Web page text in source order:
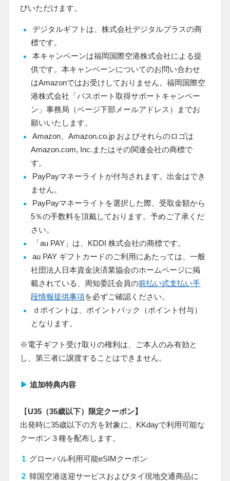
びいただけます。
デジタルギフトは、株式会社デジタルプラスの商
標です。
本キャンペーンは福岡国際空港株式会社による提
供です。本キャンペーンについてのお問い合わせ
はAmazonではお受けしておりません。福岡国際空
港株式会社「パスポート取得サポートキャンペー
ン」事務局（ページ下部メールアドレス）までお
願いいたします。
Amazon、Amazon.co.jp およびそれらのロゴは
Amazon.com, Inc.またはその関連会社の商標で
す。
PayPayマネーライトが付与されます。出金はでき
ません。
PayPayマネーライトを選択した際、受取金額から
5％の手数料を頂戴しております。予めご了承くだ
さい。
「au PAY」は、KDDI 株式会社の商標です。
au PAY ギフトカードのご利用にあたっては、一般
社団法人日本資金決済業協会のホームページに掲
載されている、周知委託会員の前払い式支払い手
段情報提供事項を必ずご確認ください。
ｄポイントは、ポイントバック（ポイント付与）
となります。
※電子ギフト受け取りの権利は、ご本人のみ有効と
し、第三者に譲渡することはできません。
▶ 追加特典内容
【 U35（35歳以下）限定クーポン】
出発時に35歳以下の方を対象に、KKdayで利用可能な
クーポン３種を配布します。
グローバル利用可能eSIMクーポン
韓国空港送迎サービスおよびタイ現地交通商品に